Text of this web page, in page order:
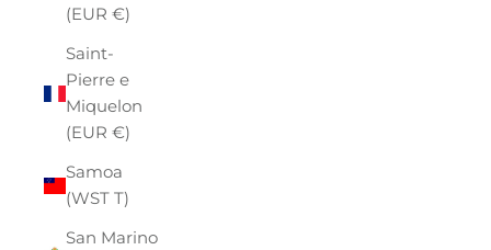
(EUR €)
Saint-
Pierre e
Miquelon
(EUR €)
Samoa
(WST T)
San Marino